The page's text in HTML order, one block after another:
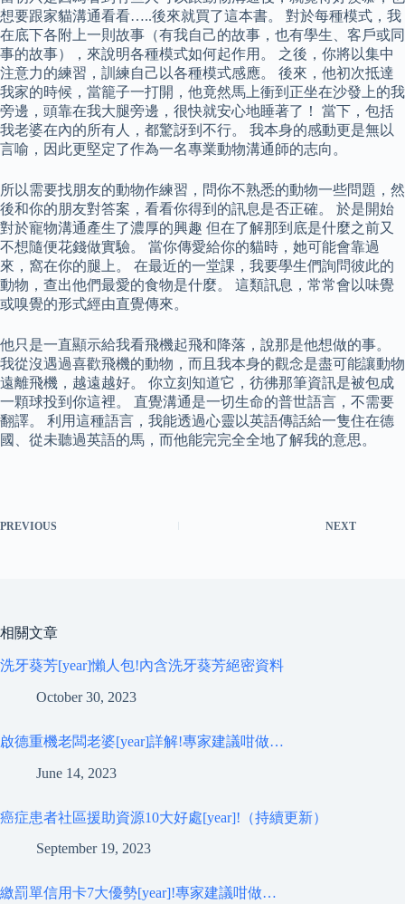
想要跟家貓溝通看看…..後來就買了這本書。 對於每種模式，我
在底下各附上一則故事（有我自己的故事，也有學生、客戶或同
事的故事），來說明各種模式如何起作用。 之後，你將以集中
注意力的練習，訓練自己以各種模式感應。 後來，他初次抵達
我家的時候，當籠子一打開，他竟然馬上衝到正坐在沙發上的我
旁邊，頭靠在我大腿旁邊，很快就安心地睡著了！ 當下，包括
我老婆在內的所有人，都驚訝到不行。 我本身的感動更是無以
言喻，因此更堅定了作為一名專業動物溝通師的志向。
所以需要找朋友的動物作練習，問你不熟悉的動物一些問題，然
後和你的朋友對答案，看看你得到的訊息是否正確。 於是開始
對於寵物溝通產生了濃厚的興趣 但在了解那到底是什麼之前又
不想隨便花錢做實驗。 當你傳愛給你的貓時，她可能會靠過
來，窩在你的腿上。 在最近的一堂課，我要學生們詢問彼此的
動物，查出他們最愛的食物是什麼。 這類訊息，常常會以味覺
或嗅覺的形式經由直覺傳來。
他只是一直顯示給我看飛機起飛和降落，說那是他想做的事。
我從沒遇過喜歡飛機的動物，而且我本身的觀念是盡可能讓動物
遠離飛機，越遠越好。 你立刻知道它，彷彿那筆資訊是被包成
一顆球投到你這裡。 直覺溝通是一切生命的普世語言，不需要
翻譯。 利用這種語言，我能透過心靈以英語傳話給一隻住在德
國、從未聽過英語的馬，而他能完完全全地了解我的意思。
PREVIOUS NEXT
相關文章
洗牙葵芳[year]懶人包!內含洗牙葵芳絕密資料
October 30, 2023
啟德重機老闆老婆[year]詳解!專家建議咁做…
June 14, 2023
癌症患者社區援助資源10大好處[year]!（持續更新）
September 19, 2023
繳罰單信用卡7大優勢[year]!專家建議咁做…